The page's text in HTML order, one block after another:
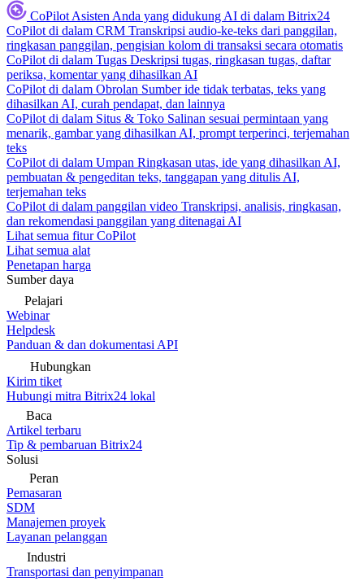
CoPilot Asisten Anda yang didukung AI di dalam Bitrix24
CoPilot di dalam CRM Transkripsi audio-ke-teks dari panggilan,
ringkasan panggilan, pengisian kolom di transaksi secara otomatis
CoPilot di dalam Tugas Deskripsi tugas, ringkasan tugas, daftar
periksa, komentar yang dihasilkan AI
CoPilot di dalam Obrolan Sumber ide tidak terbatas, teks yang
dihasilkan AI, curah pendapat, dan lainnya
CoPilot di dalam Situs & Toko Salinan sesuai permintaan yang
menarik, gambar yang dihasilkan AI, prompt terperinci, terjemahan
teks
CoPilot di dalam Umpan Ringkasan utas, ide yang dihasilkan AI,
pembuatan & pengeditan teks, tanggapan yang ditulis AI,
terjemahan teks
CoPilot di dalam panggilan video Transkripsi, analisis, ringkasan,
dan rekomendasi panggilan yang ditenagai AI
Lihat semua fitur CoPilot
Lihat semua alat
Penetapan harga
Sumber daya
Pelajari
Webinar
Helpdesk
Panduan & dan dokumentasi API
Hubungkan
Kirim tiket
Hubungi mitra Bitrix24 lokal
Baca
Artikel terbaru
Tip & pembaruan Bitrix24
Solusi
Peran
Pemasaran
SDM
Manajemen proyek
Layanan pelanggan
Industri
Transportasi dan penyimpanan